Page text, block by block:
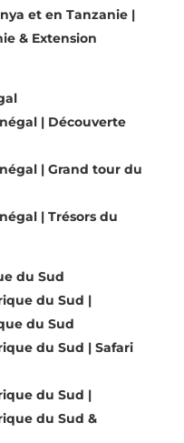
et en Tanzanie |
& Extension
| Découverte
| Grand tour du
| Trésors du
du Sud
du Sud |
du Sud
du Sud | Safari
du Sud |
du Sud &